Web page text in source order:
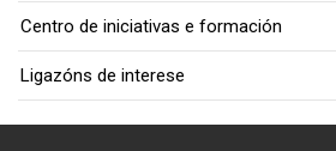
Centro de iniciativas e formación
Ligazóns de interese